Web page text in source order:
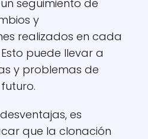
seguimiento de
y
realizados en cada
puede llevar a
y problemas de
es
que la clonación